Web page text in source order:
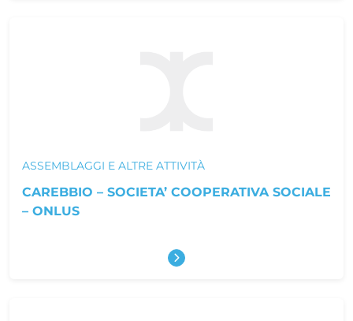
ASSEMBLAGGI E ALTRE ATTIVITÀ
CAREBBIO – SOCIETA’ COOPERATIVA SOCIALE
– ONLUS
Scopri di più